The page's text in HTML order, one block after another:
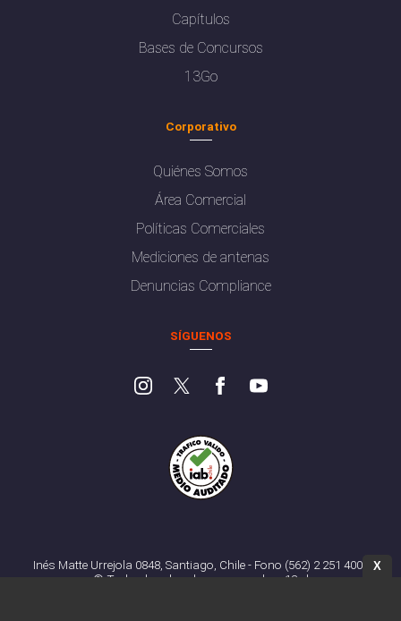
Capítulos
Bases de Concursos
13Go
Corporativo
Quiénes Somos
Área Comercial
Políticas Comerciales
Mediciones de antenas
Denuncias Compliance
SÍGUENOS
Inés Matte Urrejola 0848, Santiago, Chile - Fono (562) 2 251 4000
© Todos los derechos reservados. 13.cl
X